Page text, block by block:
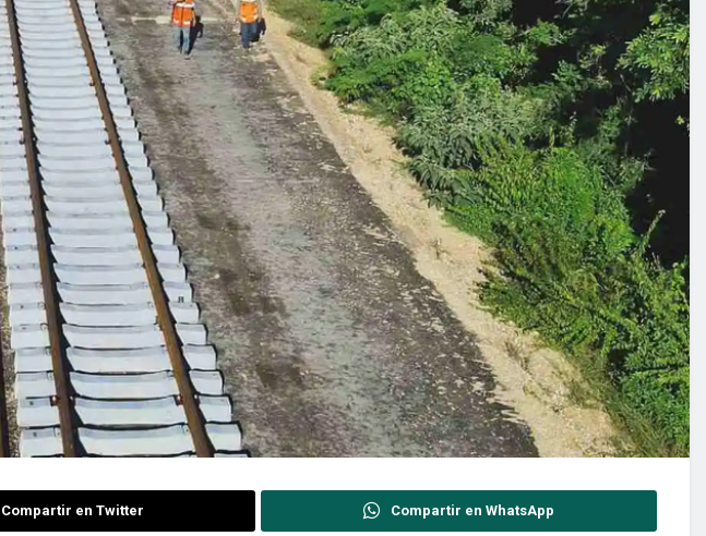
Compartir en Twitter Compartir en WhatsApp